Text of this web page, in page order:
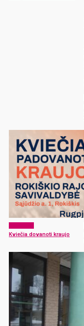
Kviečia dovanoti kraujo